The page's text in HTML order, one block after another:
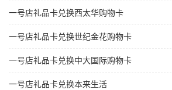
一号店礼品卡兑换西太华购物卡
一号店礼品卡兑换世纪金花购物卡
一号店礼品卡兑换中大国际购物卡
一号店礼品卡兑换本来生活